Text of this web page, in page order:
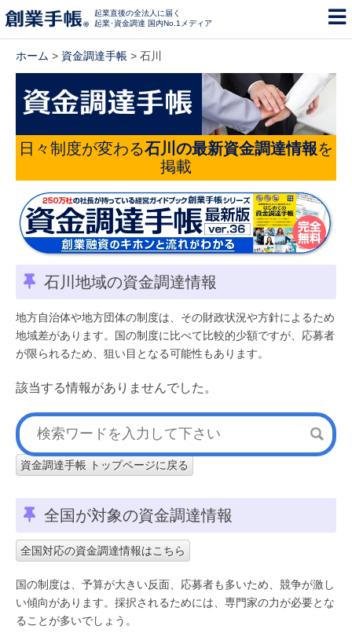
起業直後の全法人に届く
起業･資金調達 国内No.1メディア
ホーム > 資金調達手帳 > 石川
日々制度が変わる石川の最新資金調達情報を
掲載
石川地域の資金調達情報
地方自治体や地方団体の制度は、その財政状況や方針によるため
地域差があります。国の制度に比べて比較的少額ですが、応募者
が限られるため、狙い目となる可能性もあります。
該当する情報がありませんでした。
資金調達手帳 トップページに戻る
全国が対象の資金調達情報
全国対応の資金調達情報はこちら
国の制度は、予算が大きい反面、応募者も多いため、競争が激し
い傾向があります。採択されるためには、専門家の力が必要とな
ることが多いでしょう。